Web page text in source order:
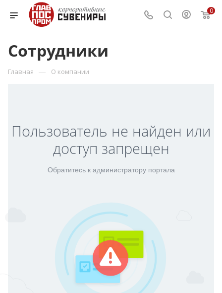
0
Сотрудники
Главная — О компании
Пользователь не найден или
доступ запрещен
Обратитесь к администратору портала